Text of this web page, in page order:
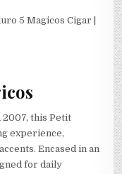
this Petit
experience,
Encased in an
for daily